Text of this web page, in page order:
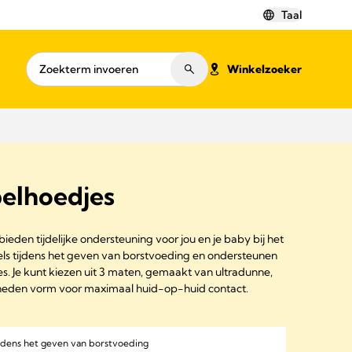
Taal
Winkelzoeker
tijdelijke ondersteuning voor jou en je baby bij het
tijdens het geven van borstvoeding en ondersteunen
Je kunt kiezen uit 3 maten, gemaakt van ultradunne,
vorm voor maximaal huid-op-huid contact.
het geven van borstvoeding